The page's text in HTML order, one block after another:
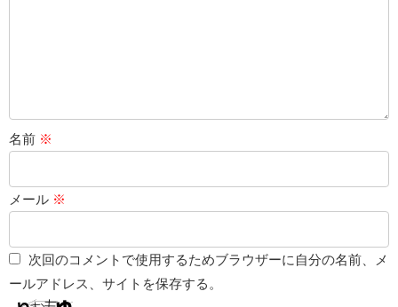
名前 ※
メール ※
次回のコメントで使用するためブラウザーに自分の名前、メ
ールアドレス、サイトを保存する。